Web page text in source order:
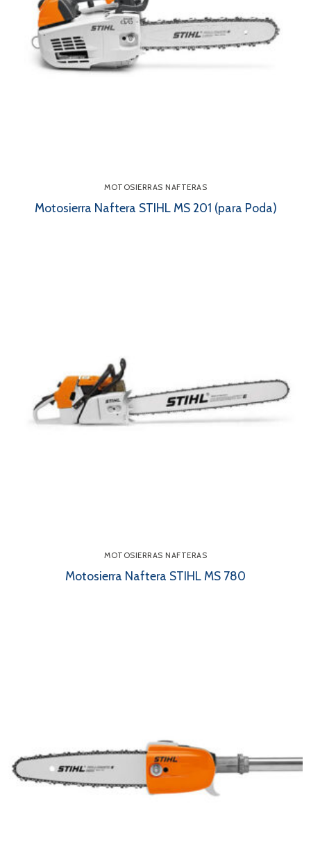
MOTOSIERRAS NAFTERAS
Motosierra Naftera STIHL MS 201 (para Poda)
MOTOSIERRAS NAFTERAS
Motosierra Naftera STIHL MS 780